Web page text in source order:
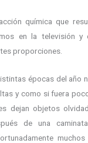
química que
en la televisión y
proporciones.
épocas del año
y como si fuera
dejan objetos
de una